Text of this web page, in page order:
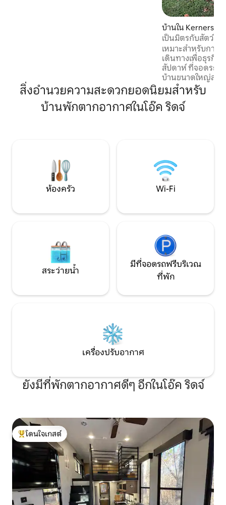
รถบรรทุกสำหรับงานได้ และขับรถไม่นานก็
ถึงทางหลวงสายหลัก
บ้านใน
เป็นมิตรกับสัตว์เลี้ยง อยู่
ท่าน gso/w-s/hp
เหมาะสำหรับการ
เดินทางเพื่อธุรกิจ
สัปดาห์ ที่จอดรถ
บ้านขนาดใหญ่สำห
เล่น ขับรถไปยังสถานที่จัดกิจกรรมในวินส
ตันเซเลมหรือไฮพ
เมืองเคอร์เนอร์ส
มาก! จัดงานแต่งงา
Summerfield
สิ่งอำนวยความสะดวกยอดนิยมสำหรับ
บ้านพักตากอากาศในโอ๊ค ริดจ์
ห้องครัว Wi-Fi
สระว่ายน้ำ
มีที่จอดรถฟรีบริเวณ
ที่พัก
เครื่องปรับอากาศ
ยังมีที่พักตากอากาศดีๆ อีกในโอ๊ค ริดจ์
โดนใจเกสต์ที่สุด
โดนใจเกสต์